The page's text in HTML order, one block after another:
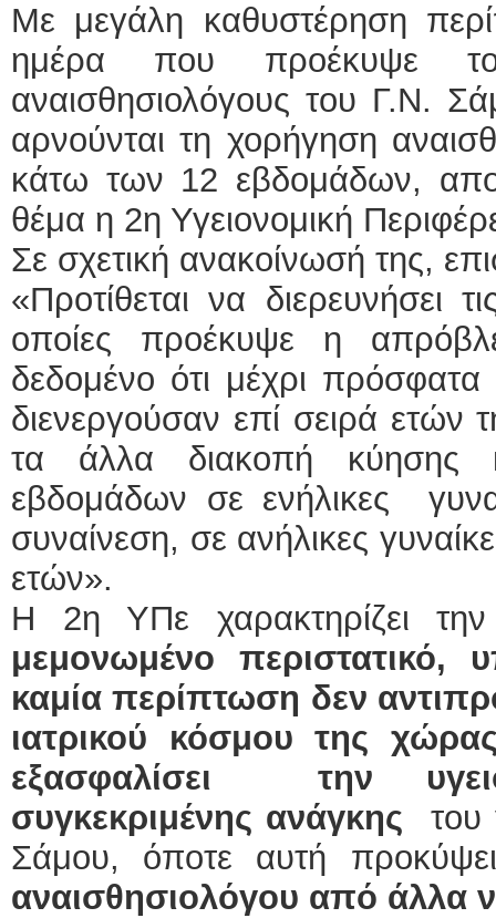
Με μεγάλη καθυστέρηση
ημέρα που προέκυψε
αναισθησιολόγους του Γ.Ν.
αρνούνται τη χορήγηση
κάτω των 12 εβδομάδων,
θέμα η 2η Υγειονομική
Σε σχετική ανακοίνωσή της,
«Προτίθεται να διερευνήσει
οποίες προέκυψε η
δεδομένο ότι μέχρι πρόσφατα
διενεργούσαν επί σειρά ετών
τα άλλα διακοπή
εβδομάδων σε ενήλικες
συναίνεση, σε ανήλικες
ετών».
Η 2η ΥΠε χαρακτηρίζει
μεμονωμένο περιστατικό,
καμία περίπτωση δεν
ιατρικού κόσμου της
εξασφαλίσει την
συγκεκριμένης ανάγκης
του
Σάμου, όποτε αυτή
αναισθησιολόγου από άλλα